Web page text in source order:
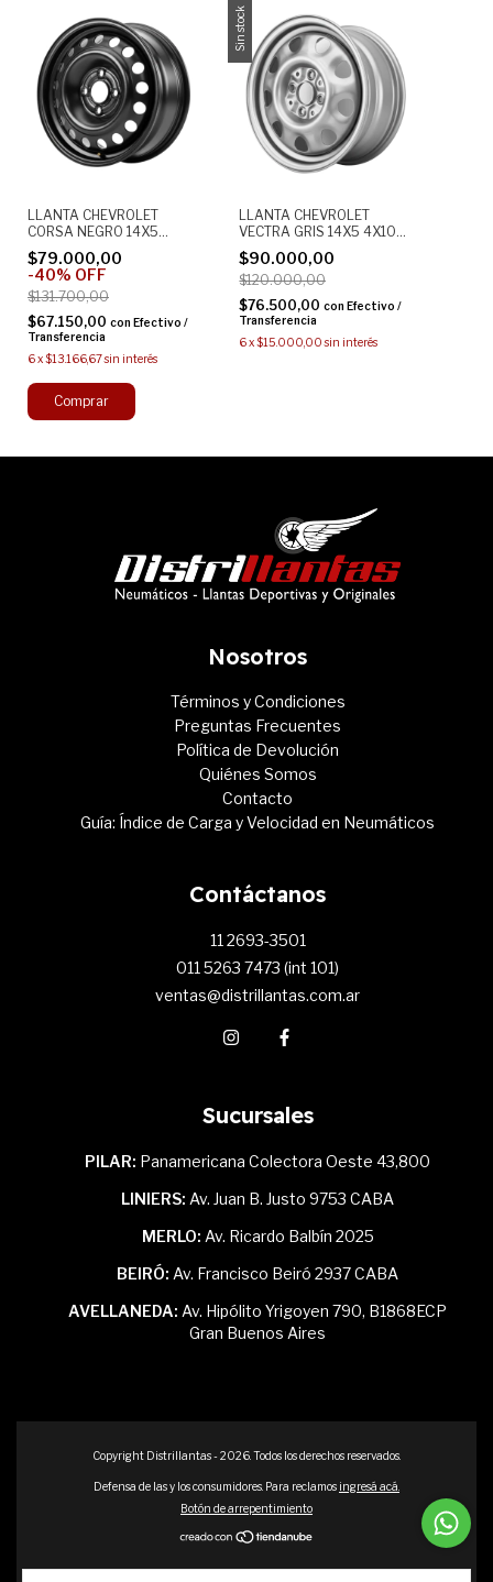
LLANTA CHEVROLET
CORSA NEGRO 14X5
4X100 ORIGINAL CHAPA
$79.000,00
-40% OFF
$131.700,00
$67.150,00 con Efectivo /
Transferencia
6x$13.166,67sin interés
Sin stock
LLANTA CHEVROLET
VECTRA GRIS 14X5 4X100
ORIGINAL CHAPA
$90.000,00
$120.000,00
$76.500,00con Efectivo /
Transferencia
6 x$15.000,00 sin interés
Nosotros
Términos y Condiciones
Preguntas Frecuentes
Política de Devolución
Quiénes Somos
Contacto
Guía: Índice de Carga y Velocidad en Neumáticos
Contáctanos
11 2693-3501
011 5263 7473 (int 101)
ventas@distrillantas.com.ar
Sucursales
PILAR: Panamericana Colectora Oeste 43,800
LINIERS: Av. Juan B. Justo 9753 CABA
MERLO: Av. Ricardo Balbín 2025
BEIRÓ: Av. Francisco Beiró 2937 CABA
AVELLANEDA: Av. Hipólito Yrigoyen 790, B1868ECP
Gran Buenos Aires
Copyright Distrillantas - 2026. Todos los derechos reservados.
Defensa de las y los consumidores. Para reclamos ingresá acá.
Botón de arrepentimiento